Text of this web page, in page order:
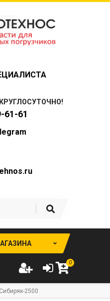
61-61
0
Cибиряк-2500